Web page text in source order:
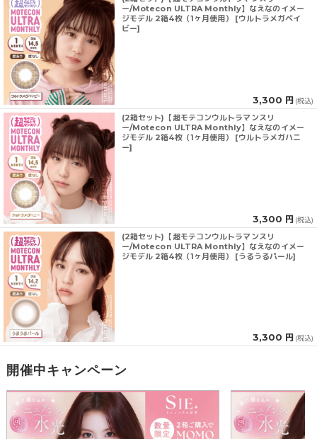
ー/Motecon ULTRA Monthly】なえなのイメー
ジモデル 2箱4枚（1ヶ月使用） [ウルトラメガベイ
ビー]
3,300 円 (税込)
(2箱セット)【超モテコンウルトラマンスリ
ー/Motecon ULTRA Monthly】なえなのイメー
ジモデル 2箱4枚（1ヶ月使用） [ウルトラメガハニ
ー]
3,300 円 (税込)
(2箱セット)【超モテコンウルトラマンスリ
ー/Motecon ULTRA Monthly】なえなのイメー
ジモデル 2箱4枚（1ヶ月使用） [うるうるパール]
3,300 円 (税込)
開催中キャンペーン